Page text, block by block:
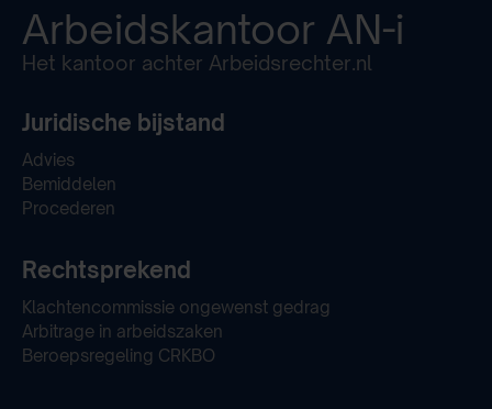
Arbeidskantoor AN-i
Het kantoor achter Arbeidsrechter.nl
Juridische bijstand
Advies
Bemiddelen
Procederen
Rechtsprekend
Klachtencommissie ongewenst gedrag
Arbitrage in arbeidszaken
Beroepsregeling CRKBO